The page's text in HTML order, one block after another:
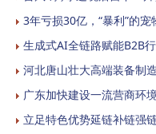
3年亏损30亿，“暴利”的宠
生成式AI全链路赋能B2B
河北唐山壮大高端装备制造
广东加快建设一流营商环
立足特色优势延链补链强